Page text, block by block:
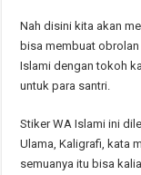
Nah disini kita akan
bisa membuat
Islami dengan tokoh
untuk para santri.
Stiker WA Islami ini
Ulama, Kaligrafi, kata
semuanya itu bisa